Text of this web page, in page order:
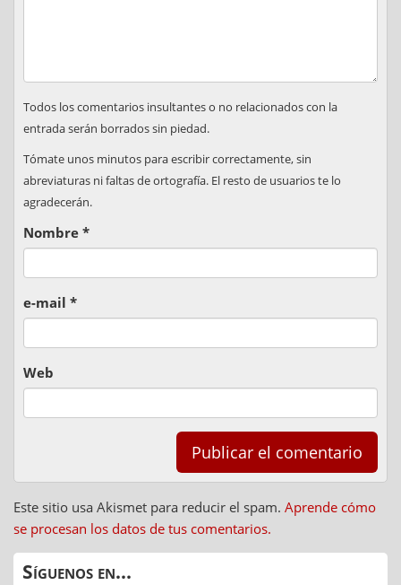
Todos los comentarios insultantes o no relacionados con la
entrada serán borrados sin piedad.
Tómate unos minutos para escribir correctamente, sin
abreviaturas ni faltas de ortografía. El resto de usuarios te lo
agradecerán.
Nombre *
e-mail *
Web
Este sitio usa Akismet para reducir el spam. Aprende cómo
se procesan los datos de tus comentarios.
Síguenos en...